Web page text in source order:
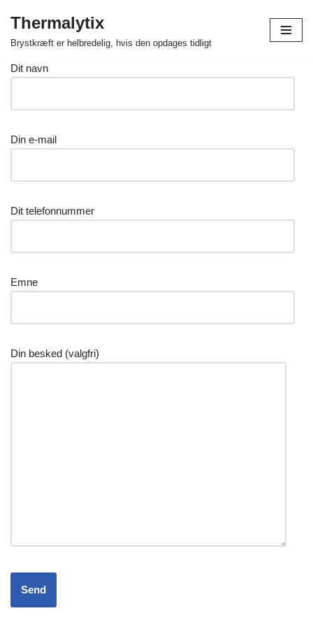
Spring
indhold
Thermalytix
Brystkræft er helbredelig, hvis den opdages tidligt
Dit navn
Din e-mail
Dit telefonnummer
Emne
Din besked (valgfri)